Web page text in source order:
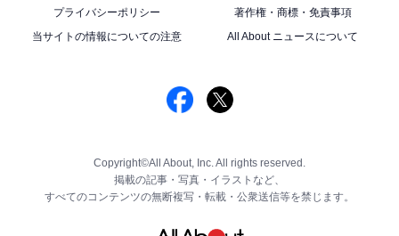
プライバシーポリシー
著作権・商標・免責事項
当サイトの情報についての注意
All About ニュースについて
Copyright©All About, Inc. All rights reserved.
掲載の記事・写真・イラストなど、
すべてのコンテンツの無断複写・転載・公衆送信等を禁じます。